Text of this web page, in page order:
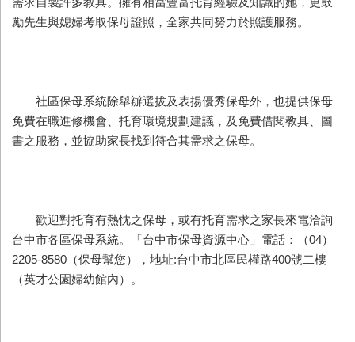
勵先生與媳婦考取保母證照，全家共同努力於照護服務。
社區保母系統除舉辦選拔及表揚優秀保母外，也提供保母
免費在職進修機會、托育環境規劃建議，及免費借閱教具、圖
書之服務，並協助家長找到符合其需求之保母。
歡迎對托育有熱忱之保母，或有托育需求之家長來電洽詢
台中市各區保母系統。「台中市保母資源中心」電話：（04）
2205-8580（保母幫您），地址:台中市北區民權路400號二樓
（英才公園婦幼館內）。